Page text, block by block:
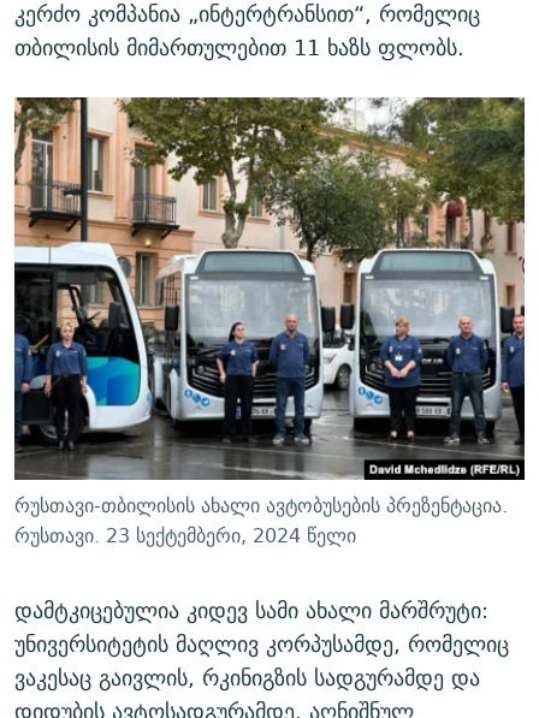
კერძო კომპანია „ინტერტრანსით“, რომელიც
თბილისის მიმართულებით 11 ხაზს ფლობს.
რუსთავი-თბილისის ახალი ავტობუსების პრეზენტაცია.
რუსთავი. 23 სექტემბერი, 2024 წელი
დამტკიცებულია კიდევ სამი ახალი მარშრუტი:
უნივერსიტეტის მაღლივ კორპუსამდე, რომელიც
ვაკესაც გაივლის, რკინიგზის სადგურამდე და